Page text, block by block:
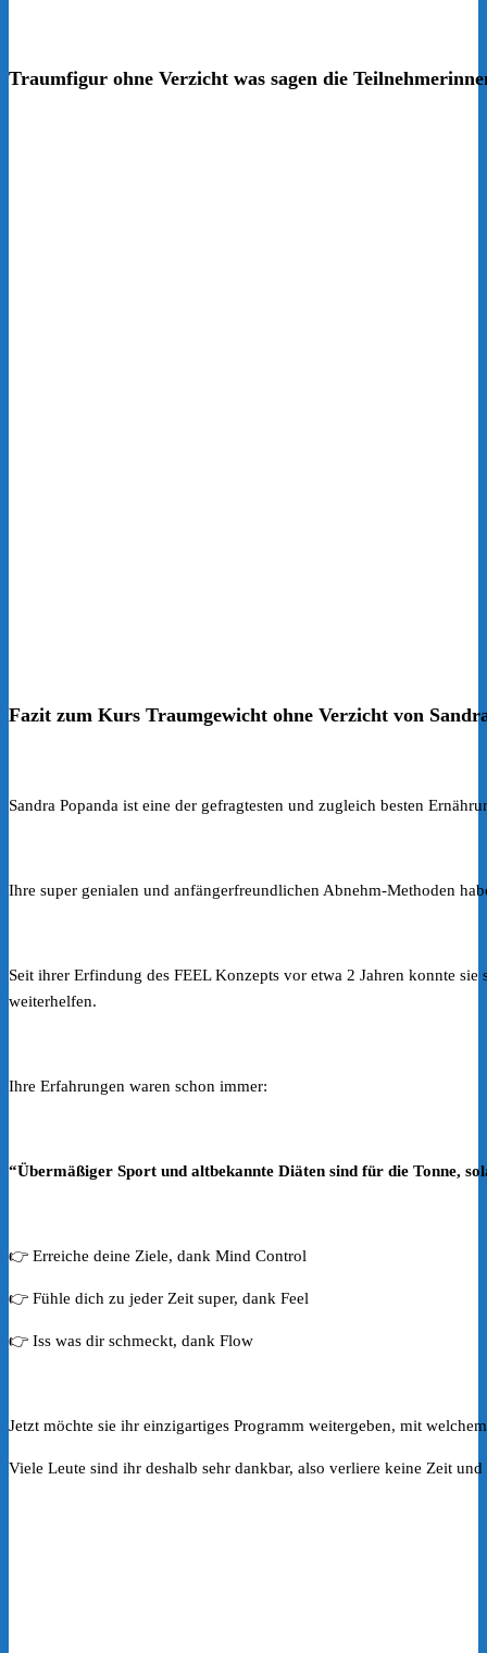
Traumfigur ohne Verzicht was sagen die
Fazit zum Kurs Traumgewicht ohne Verzicht von
Sandra Popanda ist eine der gefragtesten und zugleich besten
Ihre super genialen und anfängerfreundlichen Abnehm-Methoden
Seit ihrer Erfindung des FEEL Konzepts vor etwa 2 Jahren konnte
weiterhelfen.
Ihre Erfahrungen waren schon immer:
“Übermäßiger Sport und altbekannte Diäten sind für die Tonne,
👉 Erreiche deine Ziele, dank Mind Control
👉 Fühle dich zu jeder Zeit super, dank Feel
👉 Iss was dir schmeckt, dank Flow
Jetzt möchte sie ihr einzigartiges Programm weitergeben, mit
Viele Leute sind ihr deshalb sehr dankbar, also verliere keine Zeit